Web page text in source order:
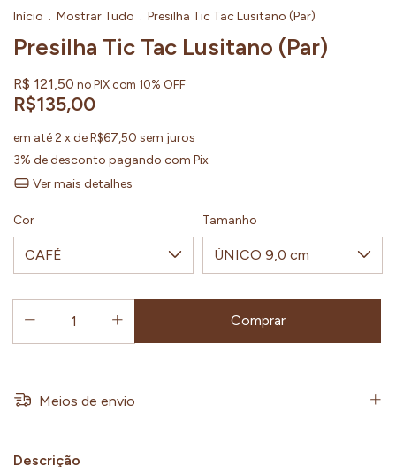
Início . Mostrar Tudo . Presilha Tic Tac Lusitano (Par)
Presilha Tic Tac Lusitano (Par)
R$ 121,50 no PIX com 10% OFF
R$135,00
em até2 x deR$67,50 sem juros
3% de desconto pagando com Pix
Ver mais detalhes
Cor Tamanho
Meios de envio
Descrição